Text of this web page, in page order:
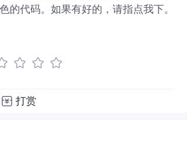
的代码。如果有好的，请指点我下。
打赏